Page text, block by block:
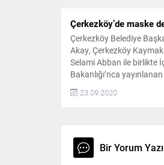
Çerkezköy’de maske
Çerkezköy Belediye
Akay, Çerkezköy
Selami Abban ile birlikte
Bakanlığı’nca
kapsamında tüm yurtta
Çerkezköy’de de
“Kovid-19 Tedbirleri
başlıklı genelge
23.09.2020
Bir Yorum